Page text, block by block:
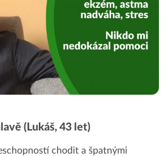
(Lukáš, 43 let)
chodit a špatnými